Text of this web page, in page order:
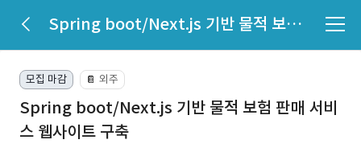
Spring boot/Next.js 기반 물적 보험 판매 서비스 웹사이트 구축
모집 마감 📔 외주
Spring boot/Next.js 기반 물적 보험 판매 서비
스 웹사이트 구축